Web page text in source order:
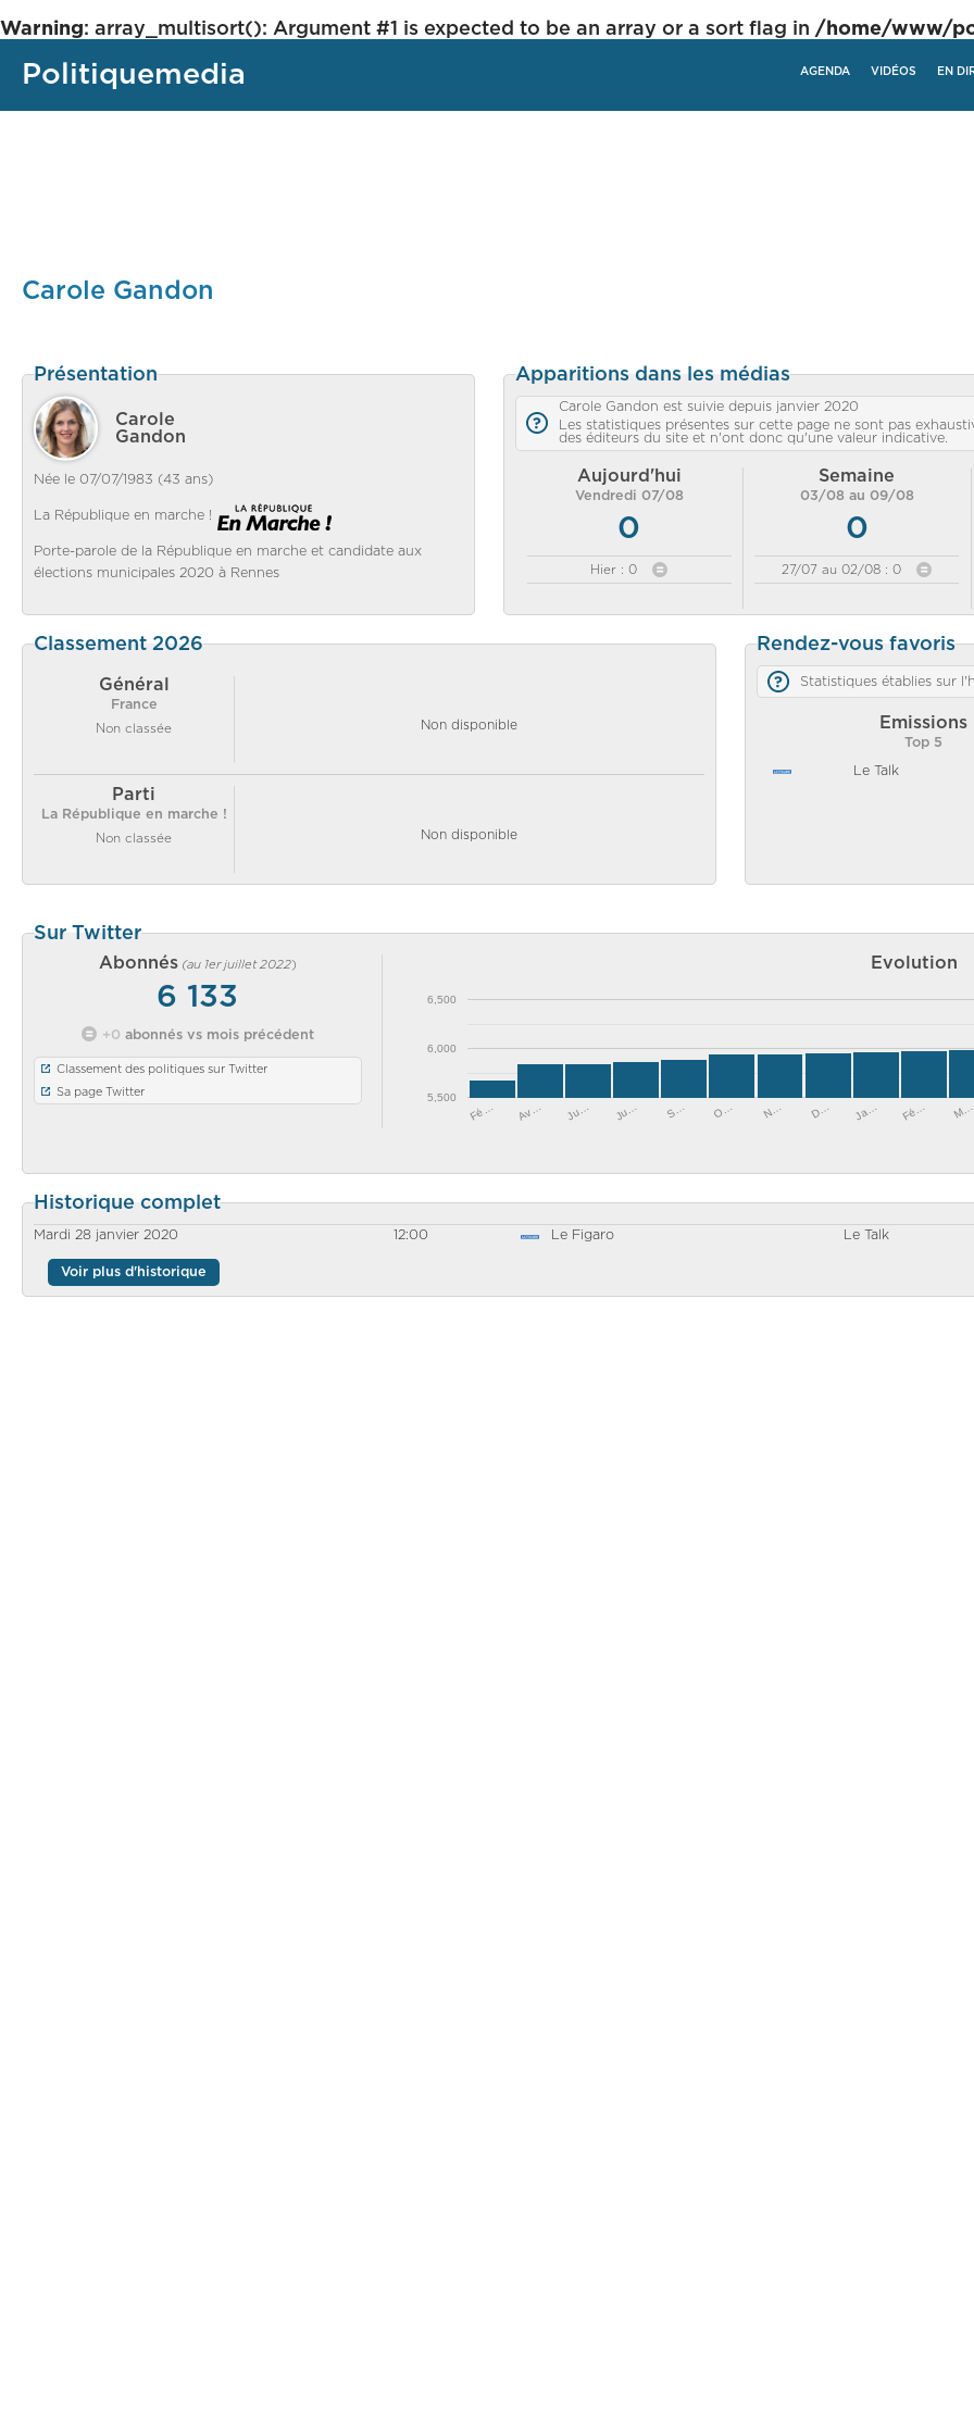
Warning: array_multisort(): Argument #1 is expected to be an array or a sort flag in /home/www/
Politiquemedia AGENDA VIDÉOS EN
Carole Gandon
Présentation
Carole
Gandon
Née le 07/07/1983 (43 ans)
La République en marche !
Porte-parole de la République en marche et candidate aux
élections municipales 2020 à Rennes
Apparitions dans les médias
Carole Gandon est suivie depuis janvier 2020
Les statistiques présentes sur cette page ne sont pas
des éditeurs du site et n'ont donc qu'une valeur indicative.
Aujourd'hui
Vendredi 07/08
0
Hier : 0
Semaine
03/08 au 09/08
0
27/07 au 02/08 : 0
Classement 2026
Général
France
Non classée Non disponible
Parti
La République en marche !
Non classée Non disponible
Rendez-vous favoris
Statistiques établies sur
Emissions
Top 5
Le Talk
Sur Twitter
Abonnés (au 1er juillet 2022)
6 133
+0 abonnés vs mois précédent
Classement des politiques sur Twitter
Sa page Twitter
Evolution
Fé… Av… Ju… Ju… S… O… N… D… Ja… Fé… M…
5,500
6,000
6,500
Historique complet
Mardi 28 janvier 2020 12:00 Le Figaro Le Talk
Voir plus d'historique